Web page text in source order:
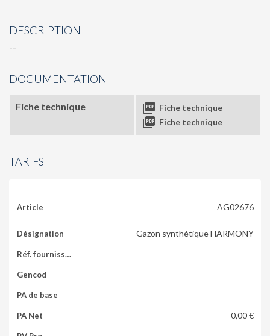
DESCRIPTION
--
DOCUMENTATION
Fiche technique  Fiche technique
 Fiche technique
TARIFS
AG02676
Gazon synthétique HARMONY
--
0,00 €